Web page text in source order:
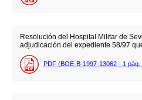
Resolución del Hospital Militar de
adjudicación del expediente 58/97
PDF (BOE-B-1997-13062 - 1 pág.